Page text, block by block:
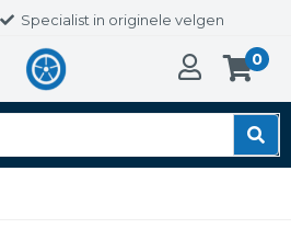
Specialist in originele velgen
0